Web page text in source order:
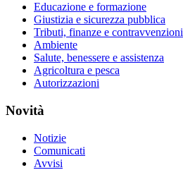
Educazione e formazione
Giustizia e sicurezza pubblica
Tributi, finanze e contravvenzioni
Ambiente
Salute, benessere e assistenza
Agricoltura e pesca
Autorizzazioni
Novità
Notizie
Comunicati
Avvisi